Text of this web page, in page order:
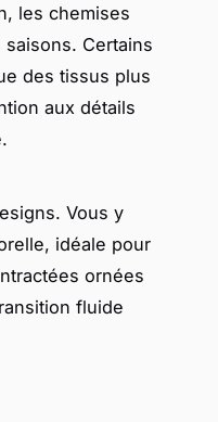
les chemises
Certains
des tissus plus
aux détails
Vous y
idéale pour
ornées
fluide